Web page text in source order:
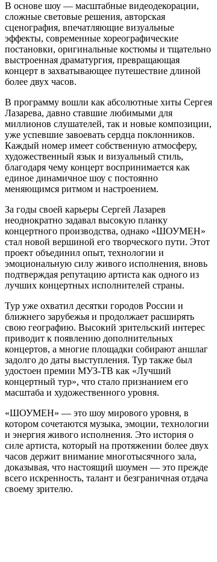
В основе шоу — масштабные видеодекорации,
сложные световые решения, авторская
сценография, впечатляющие визуальные
эффекты, современные хореографические
постановки, оригинальные костюмы и тщательно
выстроенная драматургия, превращающая
концерт в захватывающее путешествие длиной
более двух часов.
В программу вошли как абсолютные хиты Сергея
Лазарева, давно ставшие любимыми для
миллионов слушателей, так и новые композиции,
уже успевшие завоевать сердца поклонников.
Каждый номер имеет собственную атмосферу,
художественный язык и визуальный стиль,
благодаря чему концерт воспринимается как
единое динамичное шоу с постоянно
меняющимся ритмом и настроением.
За годы своей карьеры Сергей Лазарев
неоднократно задавал высокую планку
концертного производства, однако «ШОУМЕН»
стал новой вершиной его творческого пути. Этот
проект объединил опыт, технологии и
эмоциональную силу живого исполнения, вновь
подтверждая репутацию артиста как одного из
лучших концертных исполнителей страны.
Тур уже охватил десятки городов России и
ближнего зарубежья и продолжает расширять
свою географию. Высокий зрительский интерес
приводит к появлению дополнительных
концертов, а многие площадки собирают аншлаг
задолго до даты выступления. Тур также был
удостоен премии МУЗ-ТВ как «Лучший
концертный тур», что стало признанием его
масштаба и художественного уровня.
«ШОУМЕН» — это шоу мирового уровня, в
котором сочетаются музыка, эмоции, технологии
и энергия живого исполнения. Это история о
силе артиста, который на протяжении более двух
часов держит внимание многотысячного зала,
доказывая, что настоящий шоумен — это прежде
всего искренность, талант и безграничная отдача
своему зрителю.